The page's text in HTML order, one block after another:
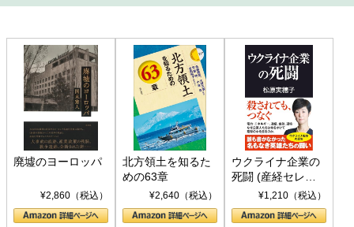
廃墟のヨーロッパ
¥2,860（税込）
北方領土を知るた
めの63章
¥2,640（税込）
ウクライナ企業の
死闘 (産経セレク
ト S 039)¥1,210（税込）